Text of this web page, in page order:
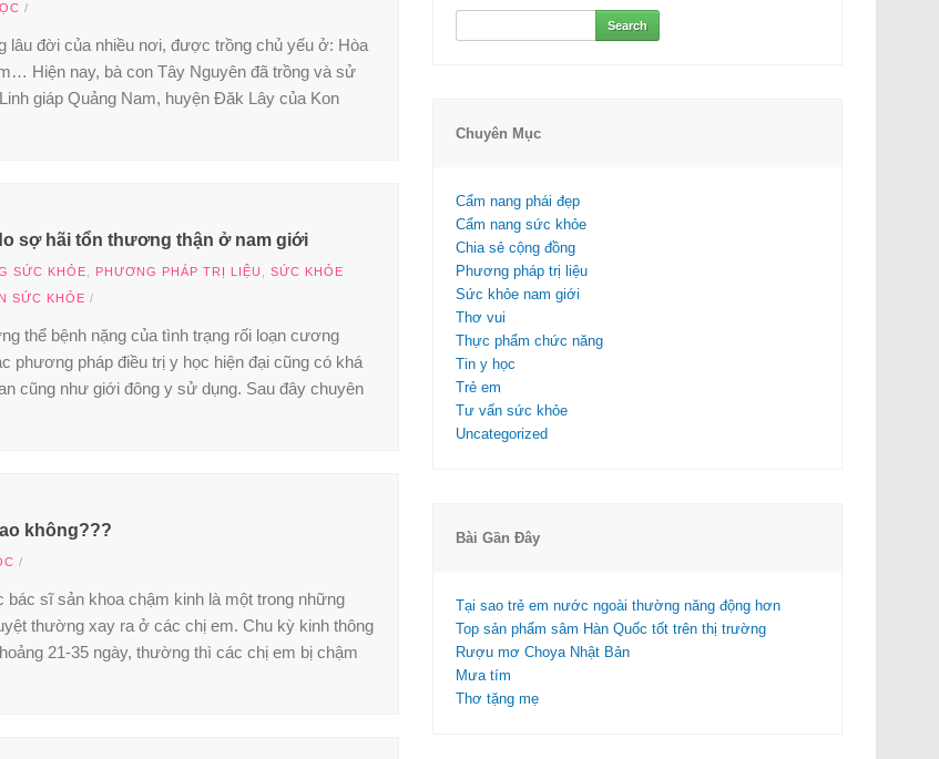
/
lâu đời của nhiều nơi, được trồng chủ yếu ở: Hòa
Hiện nay, bà con Tây Nguyên đã trồng và sử
giáp Quảng Nam, huyện Đăk Lây của Kon
sợ hãi tổn thương thận ở nam giới
SỨC KHỎE PHƯƠNG PHÁP TRỊ LIỆU
SỨC KHỎE
SỨC KHỎE /
thể bệnh nặng của tình trạng rối loạn cương
phương pháp điều trị y học hiện đại cũng có khá
cũng như giới đông y sử dụng. Sau đây chuyên
không???
/
bác sĩ sản khoa chậm kinh là một trong những
thường xay ra ở các chị em. Chu kỳ kinh thông
21-35 ngày, thường thì các chị em bị chậm
for:
Chuyên Mục
Cẩm nang phái đẹp
Cẩm nang sức khỏe
Chia sẻ cộng đồng
Phương pháp trị liệu
Sức khỏe nam giới
Thơ vui
Thực phẩm chức năng
Tin y học
Trẻ em
Tư vấn sức khỏe
Uncategorized
Bài Gần Đây
Tại sao trẻ em nước ngoài thường năng động hơn
Top sản phẩm sâm Hàn Quốc tốt trên thị trường
Rượu mơ Choya Nhật Bản
Mưa tím
Thơ tặng mẹ